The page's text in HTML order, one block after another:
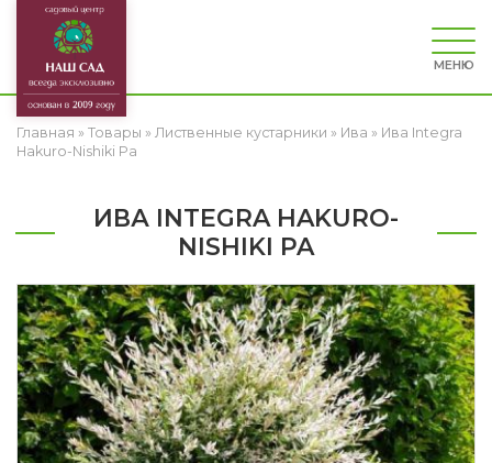
МЕНЮ
Главная » Товары » Лиственные кустарники » Ива » Ива Integra
Hakuro-Nishiki Pa
ИВА INTEGRA HAKURO-
NISHIKI PA